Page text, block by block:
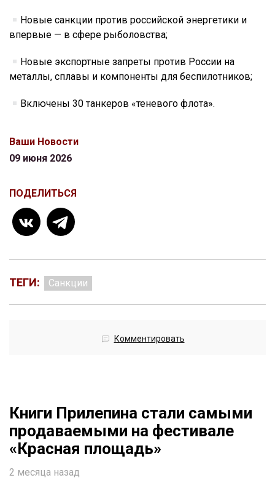
Новые санкции против российской энергетики и
впервые — в сфере рыболовства;
Новые экспортные запреты против России на
металлы, сплавы и компоненты для беспилотников;
Включены 30 танкеров «теневого флота».
Ваши Новости
09 июня 2026
ПОДЕЛИТЬСЯ
ТЕГИ: Санкции
Комментировать
Книги Прилепина стали самыми
продаваемыми на фестивале
«Красная площадь»
2 месяца назад